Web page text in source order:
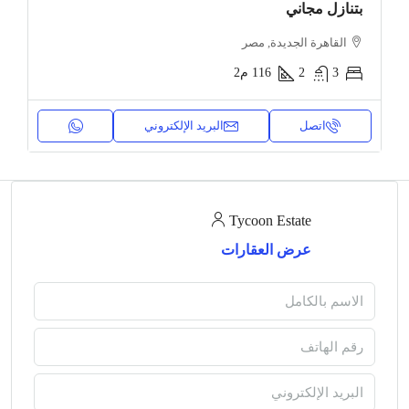
بتنازل مجاني
القاهرة الجديدة, مصر
3
2
116 م2
اتصل البريد الإلكتروني
Tycoon Estate
عرض العقارات